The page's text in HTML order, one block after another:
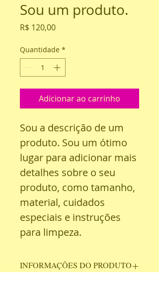
Sou um produto.
R$ 120,00Preço
Quantidade *
Adicionar ao carrinho
Sou a descrição de um
produto. Sou um ótimo
lugar para adicionar mais
detalhes sobre o seu
produto, como tamanho,
material, cuidados
especiais e instruções
para limpeza.
INFORMAÇÕES DO PRODUTO